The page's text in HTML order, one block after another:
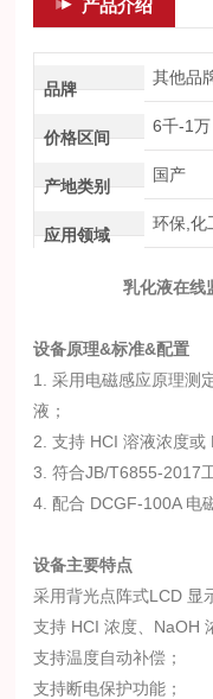
产品介绍
品牌
其他品
价格区间
6千-1万
产地类别
国产
应用领域
环保,化
乳化液在线
设备原理&标准&配置
1. 采用电磁感应原理测
液；
2. 支持 HCI 溶液浓度或
3. 符合JB/T6855-2017
4. 配合 DCGF-100A 电
设备主要特点
采用背光点阵式LCD 显
支持 HCI 浓度、NaOH
支持温度自动补偿；
支持断电保护功能；